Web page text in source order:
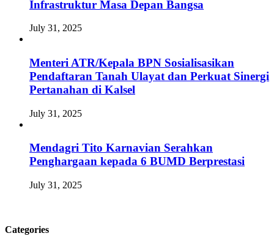
Infrastruktur Masa Depan Bangsa
July 31, 2025
Menteri ATR/Kepala BPN Sosialisasikan
Pendaftaran Tanah Ulayat dan Perkuat Sinergi
Pertanahan di Kalsel
July 31, 2025
Mendagri Tito Karnavian Serahkan
Penghargaan kepada 6 BUMD Berprestasi
July 31, 2025
Categories